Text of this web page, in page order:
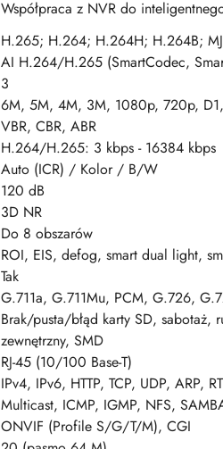
Współpraca z NVR do
H.265; H.264; H.264H; H.264B;
AI H.264/H.265 (SmartCodec,
3
6M, 5M, 4M, 3M, 1080p, 720p,
VBR, CBR, ABR
H.264/H.265: 3 kbps - 16384 kbps
Auto (ICR) / Kolor / B/W
120 dB
3D NR
Do 8 obszarów
ROI, EIS, defog, smart dual light,
Tak
G.711a, G.711Mu, PCM, G.726,
Brak/pusta/błąd karty SD,
zewnętrzny, SMD
RJ-45 (10/100 Base-T)
IPv4, IPv6, HTTP, TCP, UDP, ARP,
Multicast, ICMP, IGMP, NFS,
ONVIF (Profile S/G/T/M), CGI